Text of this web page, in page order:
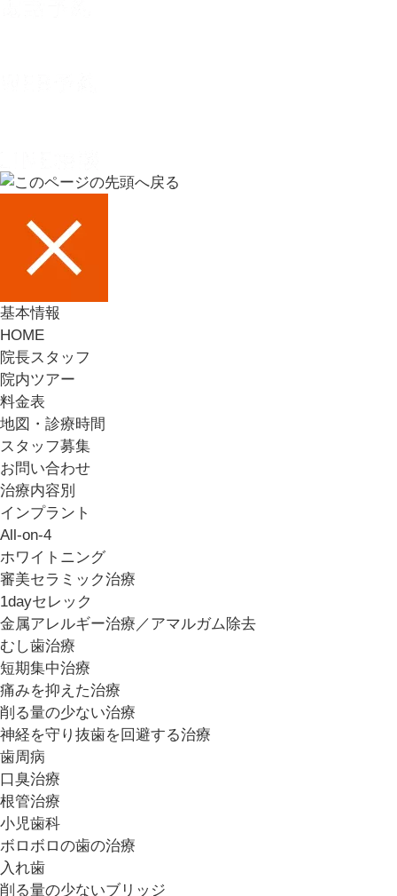
基本情報
HOME
院長スタッフ
院内ツアー
料金表
地図・診療時間
スタッフ募集
お問い合わせ
治療内容別
インプラント
All-on-4
ホワイトニング
審美セラミック治療
1dayセレック
金属アレルギー治療／アマルガム除去
むし歯治療
短期集中治療
痛みを抑えた治療
削る量の少ない治療
神経を守り抜歯を回避する治療
歯周病
口臭治療
根管治療
小児歯科
ボロボロの歯の治療
入れ歯
削る量の少ないブリッジ